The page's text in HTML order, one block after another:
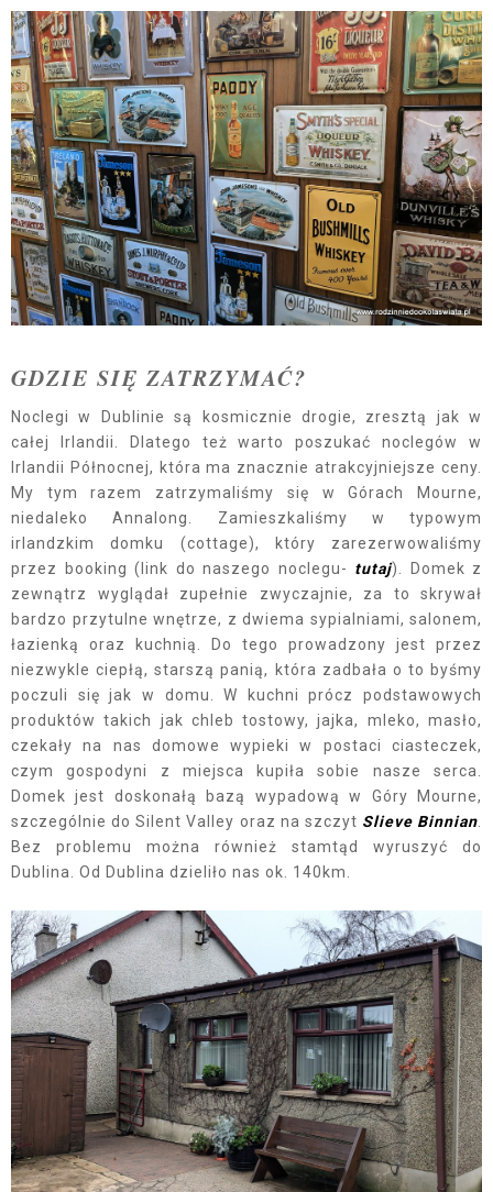
GDZIE SIĘ ZATRZYMAĆ?
Noclegi w Dublinie są kosmicznie drogie, zresztą jak w
całej Irlandii. Dlatego też warto poszukać noclegów w
Irlandii Północnej, która ma znacznie atrakcyjniejsze ceny.
My tym razem zatrzymaliśmy się w Górach Mourne,
niedaleko Annalong. Zamieszkaliśmy w typowym
irlandzkim domku (cottage), który zarezerwowaliśmy
przez booking (link do naszego noclegu- tutaj). Domek z
zewnątrz wyglądał zupełnie zwyczajnie, za to skrywał
bardzo przytulne wnętrze, z dwiema sypialniami, salonem,
łazienką oraz kuchnią. Do tego prowadzony jest przez
niezwykle ciepłą, starszą panią, która zadbała o to byśmy
poczuli się jak w domu. W kuchni prócz podstawowych
produktów takich jak chleb tostowy, jajka, mleko, masło,
czekały na nas domowe wypieki w postaci ciasteczek,
czym gospodyni z miejsca kupiła sobie nasze serca.
Domek jest doskonałą bazą wypadową w Góry Mourne,
szczególnie do Silent Valley oraz na szczyt Slieve Binnian
Bez problemu można również stamtąd wyruszyć do
Dublina. Od Dublina dzieliło nas ok. 140km.